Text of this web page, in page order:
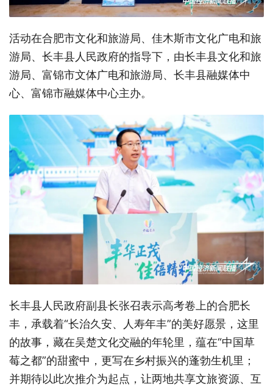
活动在合肥市文化和旅游局、佳木斯市文化广电和旅
游局、长丰县人民政府的指导下，由长丰县文化和旅
游局、富锦市文体广电和旅游局、长丰县融媒体中
心、富锦市融媒体中心主办。
长丰县人民政府副县长张召表示高考卷上的合肥长
丰，承载着“长治久安、人寿年丰”的美好愿景，这里
的故事，藏在吴楚文化交融的年轮里，蕴在“中国草
莓之都”的甜蜜中，更写在乡村振兴的蓬勃生机里；
并期待以此次推介为起点，让两地共享文旅资源、互